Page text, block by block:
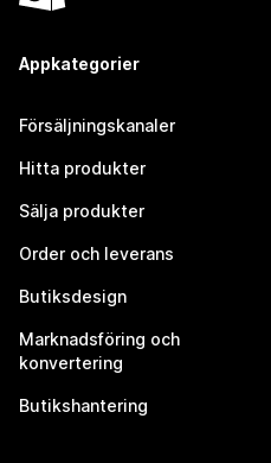
Appkategorier
Försäljningskanaler
Hitta produkter
Sälja produkter
Order och leverans
Butiksdesign
Marknadsföring och
konvertering
Butikshantering